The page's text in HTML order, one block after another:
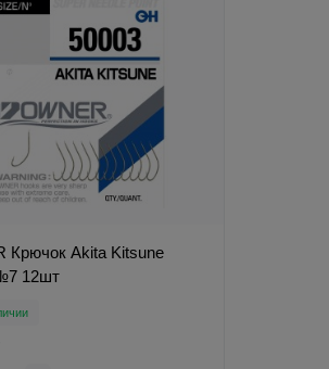
Крючок Akita Kitsune
12шт